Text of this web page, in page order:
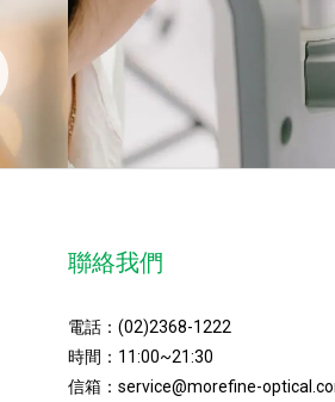
聯絡我們
電話： (02)2368-1222
時間：11:00~21:30
信箱： service@morefine-